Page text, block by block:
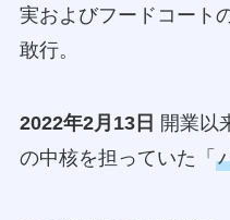
実およびフードコート
敢行。
2022年2月13日 開業以
の中核を担っていた「